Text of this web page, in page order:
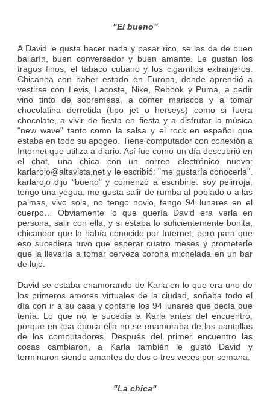
"El bueno"
A David le gusta hacer nada y pasar rico, se las da de buen
bailarín, buen conversador y buen amante. Le gustan los
tragos finos, el tabaco cubano y los cigarrillos extranjeros.
Chicanea con haber estado en Europa, donde aprendió a
vestirse con Levis, Lacoste, Nike, Rebook y Puma, a pedir
vino tinto de sobremesa, a comer mariscos y a tomar
chocolatina derretida (tipo jet o herseys) como si fuera
chocolate, a vivir de fiesta en fiesta y a disfrutar la música
"new wave" tanto como la salsa y el rock en español que
estaba en todo su apogeo. Tiene computador con conexión a
Internet que utiliza a diario. Así fue como un día descubrió en
el chat, una chica con un correo electrónico nuevo:
karlarojo@altavista.net y le escribió: "me gustaría conocerla".
karlarojo dijo "bueno" y comenzó a escribirle: soy pelirroja,
tengo una yegua, me gusta salir de rumba al poblado o a las
palmas, vivo sola, no tengo novio, tengo 94 lunares en el
cuerpo… Obviamente lo que quería David era verla en
persona, salir con ella, y si estaba lo suficientemente bonita,
chicanear que la había conocido por Internet; pero para que
eso sucediera tuvo que esperar cuatro meses y prometerle
que la llevaría a tomar cerveza corona michelada en un bar
de lujo.
David se estaba enamorando de Karla en lo que era uno de
los primeros amores virtuales de la ciudad, soñaba todo el
día con ir a su casa y contarle los 94 lunares que decía que
tenía. Lo que no le sucedía a Karla antes del encuentro,
porque en esa época ella no se enamoraba de las pantallas
de los computadores. Después del primer encuentro las
cosas cambiaron, a Karla también le gustó David y
terminaron siendo amantes de dos o tres veces por semana.
"La chica"